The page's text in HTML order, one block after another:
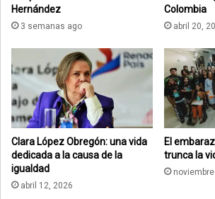
Hernández
3 semanas ago
Colombia
abril 20,
Clara López Obregón: una vida
dedicada a la causa de la
igualdad
abril 12, 2026
El
trunca la